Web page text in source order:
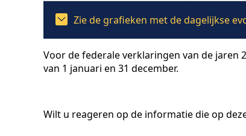
Zie de grafieken met de dagelijkse
Voor de federale verklaringen van de jaren
van 1 januari en 31 december.
Wilt u reageren op de informatie die op